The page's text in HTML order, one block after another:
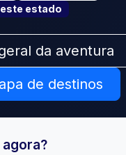
estado
da aventura
de destinos